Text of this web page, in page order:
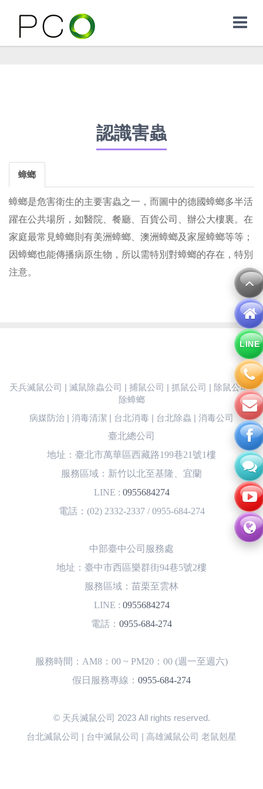
認識害蟲
蟑螂
蟑螂是危害衛生的主要害蟲之一，而圖中的德國蟑螂多半活
躍在公共場所，如醫院、餐廳、百貨公司、辦公大樓裏。在
家庭最常見蟑螂則有美洲蟑螂、澳洲蟑螂及家屋蟑螂等等；
因蟑螂也能傳播病原生物，所以需特別對蟑螂的存在，特別
注意。
天兵滅鼠公司 | 滅鼠除蟲公司 | 捕鼠公司 | 抓鼠公司 | 除鼠公司 |
除蟑螂
病媒防治 | 消毒清潔 | 台北消毒 | 台北除蟲 | 消毒公司
臺北總公司
地址：臺北市萬華區西藏路199巷21號1樓
服務區域：新竹以北至基隆、宜蘭
LINE : 0955684274
電話：(02) 2332-2337 / 0955-684-274
中部臺中公司服務處
地址：臺中市西區樂群街94巷5號2樓
服務區域：苗栗至雲林
LINE : 0955684274
電話： 0955-684-274
服務時間：AM8：00 ~ PM20：00 (週一至週六)
假日服務專線： 0955-684-274
© 天兵滅鼠公司 2023 All rights reserved.
台北滅鼠公司 | 台中滅鼠公司 | 高雄滅鼠公司 老鼠剋星
LINE